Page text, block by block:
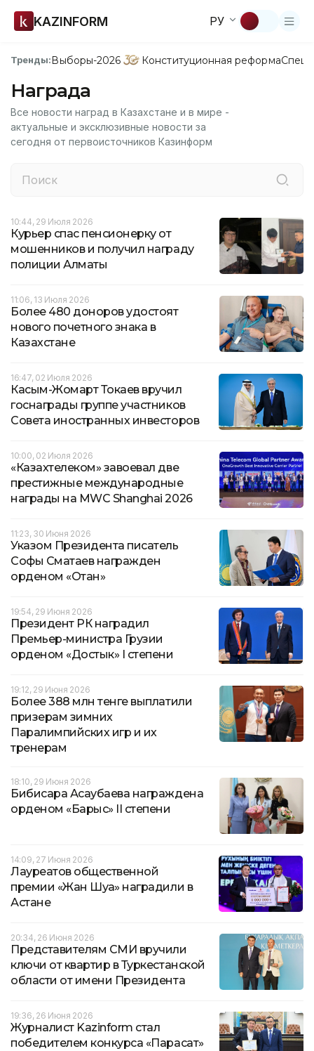
KAZINFORM РУ
Тренды:Выборы-2026 Конституционная реформа
Награда
Все новости наград в Казахстане и в мире -
актуальные и эксклюзивные новости за
сегодня от первоисточников Казинформ
10:44, 29 Июля 2026
Курьер спас пенсионерку от
мошенников и получил награду
полиции Алматы
11:06, 13 Июля 2026
Более 480 доноров удостоят
нового почетного знака в
Казахстане
16:47, 02 Июля 2026
Касым-Жомарт Токаев вручил
госнаграды группе участников
Совета иностранных инвесторов
10:00, 02 Июля 2026
«Казахтелеком» завоевал две
престижные международные
награды на MWC Shanghai 2026
11:23, 30 Июня 2026
Указом Президента писатель
Софы Сматаев награжден
орденом «Отан»
19:54, 29 Июня 2026
Президент РК наградил
Премьер-министра Грузии
орденом «Достык» I степени
19:12, 29 Июня 2026
Более 388 млн тенге выплатили
призерам зимних
Паралимпийских игр и их
тренерам
18:10, 29 Июня 2026
Бибисара Асаубаева награждена
орденом «Барыс» II степени
14:09, 27 Июня 2026
Лауреатов общественной
премии «Жан Шуақ» наградили в
Астане
20:34, 26 Июня 2026
Представителям СМИ вручили
ключи от квартир в Туркестанской
области от имени Президента
19:36, 26 Июня 2026
Журналист Kazinform стал
победителем конкурса «Парасат»